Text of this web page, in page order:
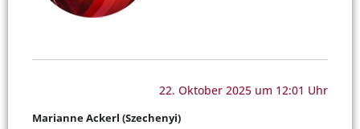
22. Oktober 2025 um 12:01 Uhr
Marianne Ackerl (Szechenyi)